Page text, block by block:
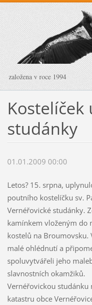
založena v roce 1994
Kostelíček
studánky
01.01.2009 00:00
Letos? 15. srpna,
poutního kostelíčku sv.
Vernéřovické studánky.
kamínkem vloženým do
kostelů na Broumovsku.
malé ohlédnutí a
spoluvytvářeli jeho
slavnostních okamžiků.
Vernéřovickou studánku
katastru obce